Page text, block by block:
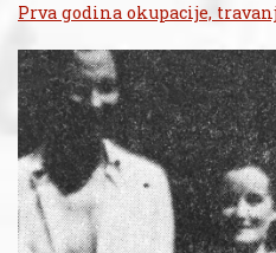
Prva godina okupacije, travanj